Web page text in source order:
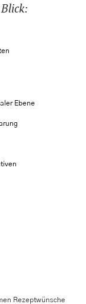
Ebene
Rezeptwünsche